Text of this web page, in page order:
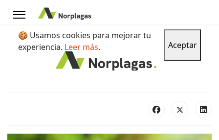
🍪 Usamos cookies para mejorar tu
experiencia. Leer más. Aceptar